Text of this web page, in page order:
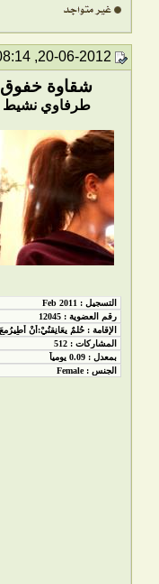
شقاوة خفوق
طرفاوي نشيط